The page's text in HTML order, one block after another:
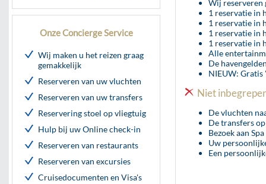
Onze Concierge Service
Wij maken u het reizen graag
gemakkelijk
Reserveren van uw vluchten
Reserveren van uw transfers
Reservering stoel op vliegtuig
Hulp bij uw Online check-in
Reserveren van restaurants
Reserveren van excursies
Cruisedocumenten en Visa's
Wij reserveren
1 reservatie in
1 reservatie in
1 reservatie in
1 reservatie in
Alle
De
NIEUW: Gratis
Niet
De vluchten
De transfers
Bezoek aan
Uw
Een